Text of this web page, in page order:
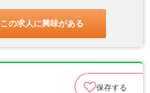
この求人に興味がある
保存する